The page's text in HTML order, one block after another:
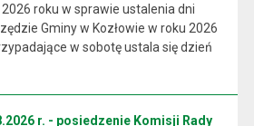
roku w sprawie ustalenia dni
Gminy w Kozłowie w roku 2026
w sobotę ustala się dzień
r. - posiedzenie Komisji Rady